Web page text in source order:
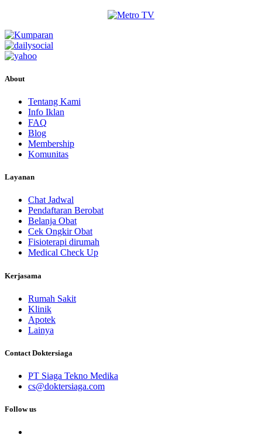
About
Tentang Kami
Info Iklan
FAQ
Blog
Membership
Komunitas
Layanan
Chat Jadwal
Pendaftaran Berobat
Belanja Obat
Cek Ongkir Obat
Fisioterapi dirumah
Medical Check Up
Kerjasama
Rumah Sakit
Klinik
Apotek
Lainya
Contact Doktersiaga
PT Siaga Tekno Medika
cs@doktersiaga.com
Follow us